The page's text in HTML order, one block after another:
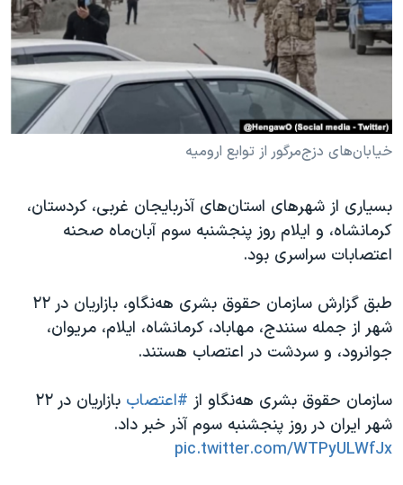
فرهنگ و زندگی
حقوق شهروندی
علم و فناوری
اسرائیل در جنگ
آرشیو پخش زنده
مستندها
انتخابات ریاست جمهوری آمریکا ۲۰۲۴
حمله جمهوری اسلامی به اسرائیل
رمز مهسا
ورزش زنان در ایران
مجموعه مستندهای دادخواهی
تریبونال مردمی آبان ۹۸
چهل سال گروگان‌گیری
قانون شفافیت دارائی کادر رهبری ایران
اسرائیل در جنگ
نرگس محمدی برنده جایزه نوبل صلح
دنبال کنید
زبانهای مختلف
خیابان‌های دزج‌مرگور از توابع ارومیه
بسیاری از شهرهای استان‌های آذربایجان غربی، کردستان،
کرمانشاه، و ایلام روز پنجشنبه سوم آبان‌ماه صحنه
اعتصابات سراسری بود.
طبق گزارش سازمان حقوق بشری هه‌نگاو، بازاریان در ٢٢
شهر از جمله سنندج، مهاباد، کرمانشاه، ایلام، مریوان،
جوانرود، و سردشت در اعتصاب هستند.
سازمان حقوق بشری هه‌نگاو از #اعتصاب
بازاریان در ۲۲
شهر ایران در روز پنجشنبه سوم آذر خبر داد.
pic.twitter.com/WTPyULWfJx